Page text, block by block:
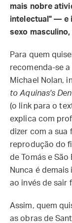
mais nobre
intelectual" — e
sexo
Para quem
recomenda-se
Michael Nolan,
to Aquinas's
(o link para o
explica com
dizer com a sua
reprodução do
de Tomás e
Nunca é
ao invés de sair
Assim, quem
as obras de